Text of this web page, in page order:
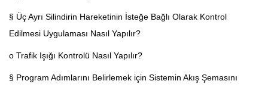
§ Üç Ayrı Silindirin Hareketinin İsteğe Bağlı Olarak Kontrol
Edilmesi Uygulaması Nasıl Yapılır?
o Trafik Işığı Kontrolü Nasıl Yapılır?
§ Program Adımlarını Belirlemek için Sistemin Akış Şemasını